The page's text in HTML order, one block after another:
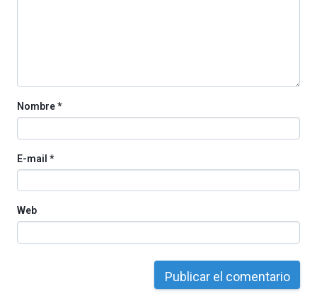
Nombre*
E-mail *
Web